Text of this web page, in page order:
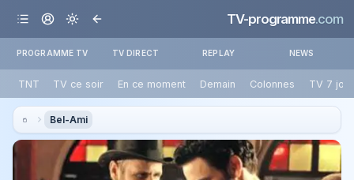
TV-programme.com
PROGRAMME TV TV DIRECT REPLAY NEWS
TNT TV ce soir En ce moment Demain Colonnes TV 7
Bel-Ami